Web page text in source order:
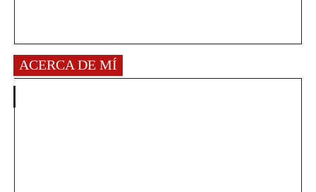
ACERCA DE MÍ